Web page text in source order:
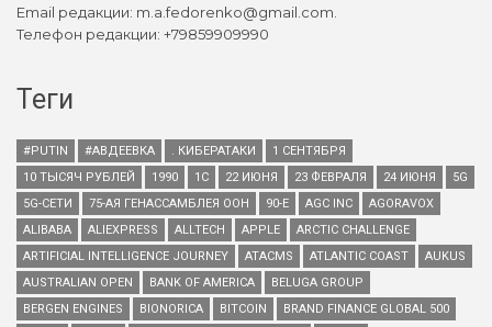
Email редакции: m.a.fedorenko@gmail.com.
Телефон редакции: +79859909990
Теги
#PUTIN #АВДЕЕВКА . КИБЕРАТАКИ
1 СЕНТЯБРЯ
10 ТЫСЯЧ РУБЛЕЙ
1990 1С 22 ИЮНЯ 23 ФЕВРАЛЯ 24 ИЮНЯ
5G
5G-СЕТИ
75-АЯ ГЕНАССАМБЛЕЯ ООН 90-Е AGC INC
AGORAVOX
ALIBABA
ALIEXPRESS ALLTECH APPLE
ARCTIC CHALLENGE
ARTIFICIAL INTELLIGENCE JOURNEY
ATACMS ATLANTIC COAST
AUKUS
AUSTRALIAN OPEN
BANK OF AMERICA
BELUGA GROUP
BERGEN ENGINES
BIONORICA BITCOIN
BRAND FINANCE GLOBAL 500